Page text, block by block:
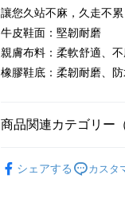
配送方法
付款後全家取貨
配送毎にNT$100、
付款後7-11取貨
讓您久站不麻，久走不累
牛皮鞋面：堅韌耐磨
親膚布料：柔軟舒適、
橡膠鞋底：柔韌耐磨、
商品関連カテゴリー
シェアする カスタ